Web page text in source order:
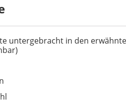
untergebracht in den